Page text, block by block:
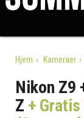
Hjem Kameraer
Nikon Z9
Z +